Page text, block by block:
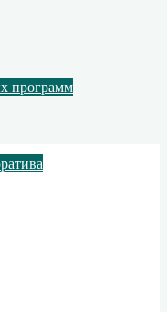
программ